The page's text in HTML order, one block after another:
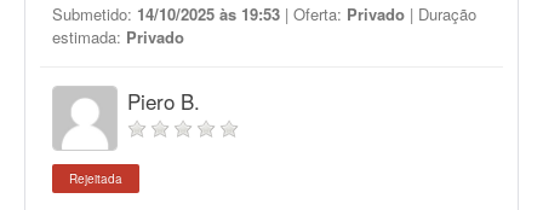
Submetido: 14/10/2025 às 19:53 | Oferta: Privado | Duração
estimada: Privado
Piero B.
Rejeitada